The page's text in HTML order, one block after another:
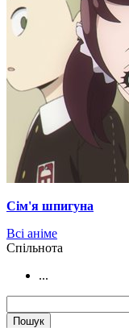
Сім'я шпигуна
Всі аніме
Cпільнота
...